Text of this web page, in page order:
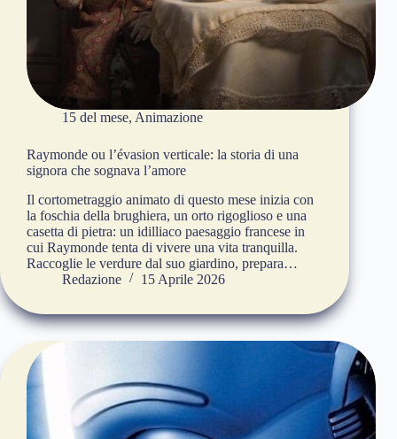
15 del mese, Animazione
Raymonde ou l’évasion verticale: la storia di una
signora che sognava l’amore
Il cortometraggio animato di questo mese inizia con
la foschia della brughiera, un orto rigoglioso e una
casetta di pietra: un idilliaco paesaggio francese in
cui Raymonde tenta di vivere una vita tranquilla.
Raccoglie le verdure dal suo giardino, prepara…
Redazione
15 Aprile 2026